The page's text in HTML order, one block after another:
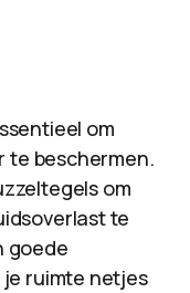
om
te beschermen.
om
te
goede
je ruimte netjes